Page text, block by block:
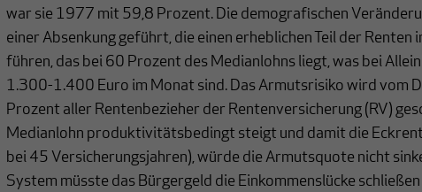
war sie 1977 mit 59,8 Prozent. Die demografischen
einer Absenkung geführt, die einen erheblichen Teil der Renten
führen, das bei 60 Prozent des Medianlohns liegt, was bei
1.300-1.400 Euro im Monat sind. Das Armutsrisiko wird vom
Prozent aller Rentenbezieher der Rentenversicherung (RV)
Medianlohn produktivitätsbedingt steigt und damit die
bei 45 Versicherungsjahren), würde die Armutsquote nicht
System müsste das Bürgergeld die Einkommenslücke